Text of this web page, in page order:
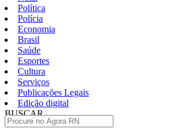
Política
Polícia
Economia
Brasil
Saúde
Esportes
Cultura
Serviços
Publicações Legais
Edição digital
BUSCAR